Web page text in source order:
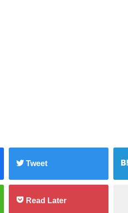
Tweet
Read Later